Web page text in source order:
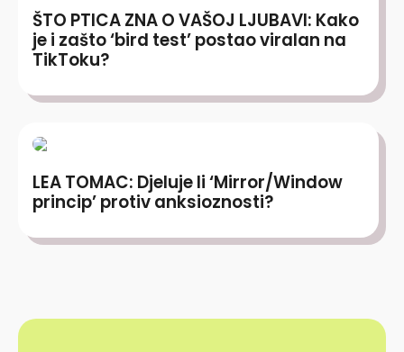
ŠTO PTICA ZNA O VAŠOJ LJUBAVI: Kako
je i zašto ‘bird test’ postao viralan na
TikToku?
LEA TOMAC: Djeluje li ‘Mirror/Window
princip’ protiv anksioznosti?